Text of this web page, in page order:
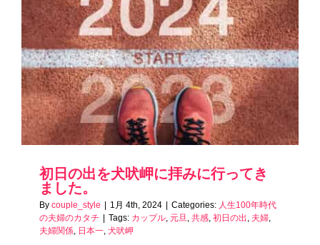
Write a
book
初日の出を犬吠岬に拝みに行ってき
ました。
By couple_style | 1月 4th, 2024 | Categories: 人生100年時代
の夫婦のカタチ | Tags: カップル 元旦 共感 初日の出 夫婦
夫婦関係 日本一 犬吠岬